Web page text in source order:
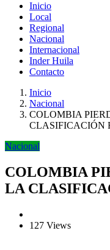
Inicio
Local
Regional
Nacional
Internacional
Inder Huila
Contacto
Inicio
Nacional
COLOMBIA
CLASIFICACIÓN
Nacional
COLOMBIA
LA
127 Views